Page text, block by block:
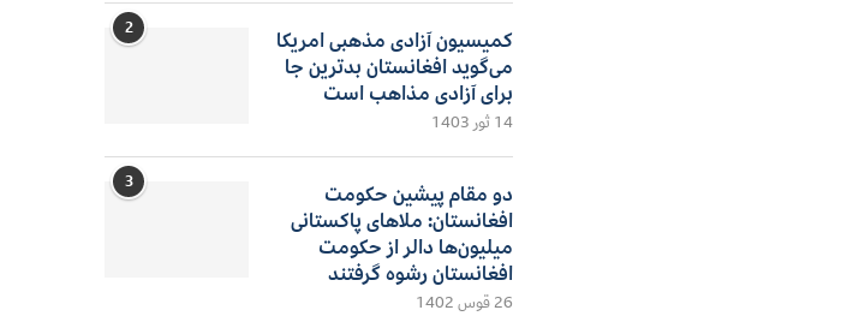
2
کمیسیون آزادی مذهبی امریکا
می‌گوید افغانستان بدترین جا
برای آزادی مذاهب است
14 ثور 1403
3
دو مقام پیشین حکومت
افغانستان: ملاهای پاکستانی
میلیون‌ها دالر از حکومت
افغانستان رشوه گرفتند
26 قوس 1402